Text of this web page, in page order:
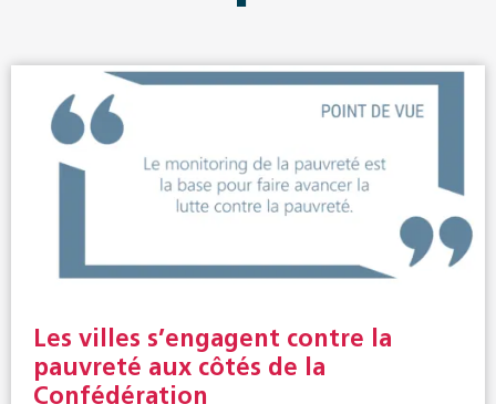
Les villes s’engagent contre la
pauvreté aux côtés de la
Confédération